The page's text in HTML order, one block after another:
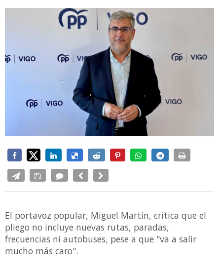
El portavoz popular, Miguel Martín, critica que el
pliego no incluye nuevas rutas, paradas,
frecuencias ni autobuses, pese a que "va a salir
mucho más caro".